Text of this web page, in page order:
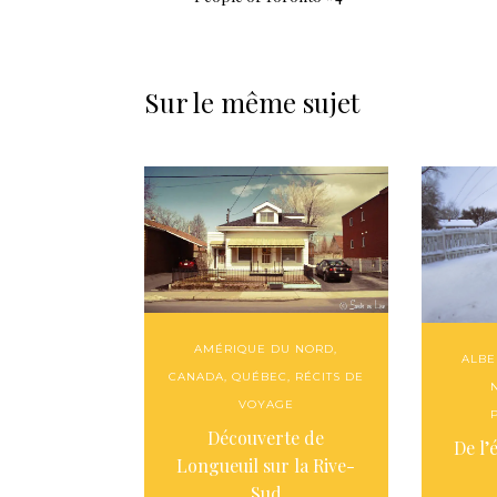
Sur le même sujet
AMÉRIQUE DU NORD,
CANADA, QUÉBEC, RÉCITS DE
VOYAGE
Découverte de
Longueuil sur la Rive-
De